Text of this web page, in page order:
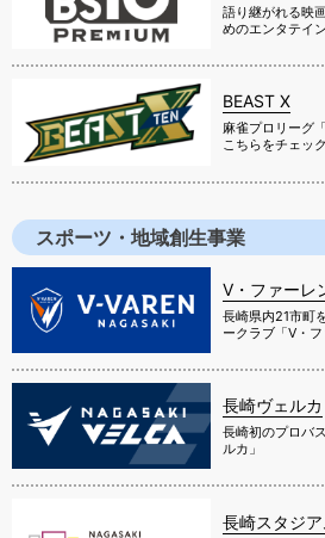
語り継がれる映
めのエンタテイ
BEAST X
麻雀プロリーグ
こちらをチェック
スポーツ・地域創生事業
V・ファーレ
長崎県内21市町
ークラブ「V・フ
長崎ヴェルカ
長崎初のプロバ
ルカ」
長崎スタジ